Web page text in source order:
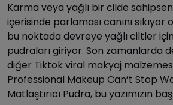
Karma veya yağlı bir cilde
içerisinde parlaması canını
bu noktada devreye yağlı ciltler için
pudraları giriyor. Son zamanlarda
diğer Tiktok viral makyaj
Professional Makeup Can’t Stop
Matlaştırıcı Pudra, bu yazımızın